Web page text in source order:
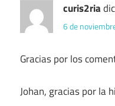
curis2ria
6 de
Gracias por los
Johan, gracias por la